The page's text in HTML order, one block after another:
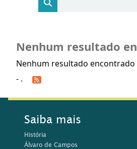
Nenhum resultado
Nenhum resultado encontrado
- .
Saiba mais
História
Álvaro de Campos